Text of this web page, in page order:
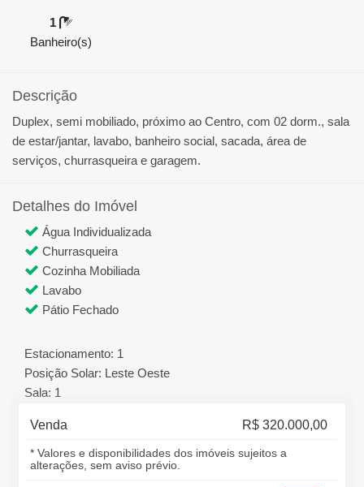
1
Banheiro(s)
Descrição
Duplex, semi mobiliado, próximo ao Centro, com 02 dorm., sala
de estar/jantar, lavabo, banheiro social, sacada, área de
serviços, churrasqueira e garagem.
Detalhes do Imóvel
Água Individualizada
Churrasqueira
Cozinha Mobiliada
Lavabo
Pátio Fechado
Estacionamento: 1
Posição Solar: Leste Oeste
Sala: 1
Venda R$ 320.000,00
* Valores e disponibilidades dos imóveis sujeitos a
alterações, sem aviso prévio.